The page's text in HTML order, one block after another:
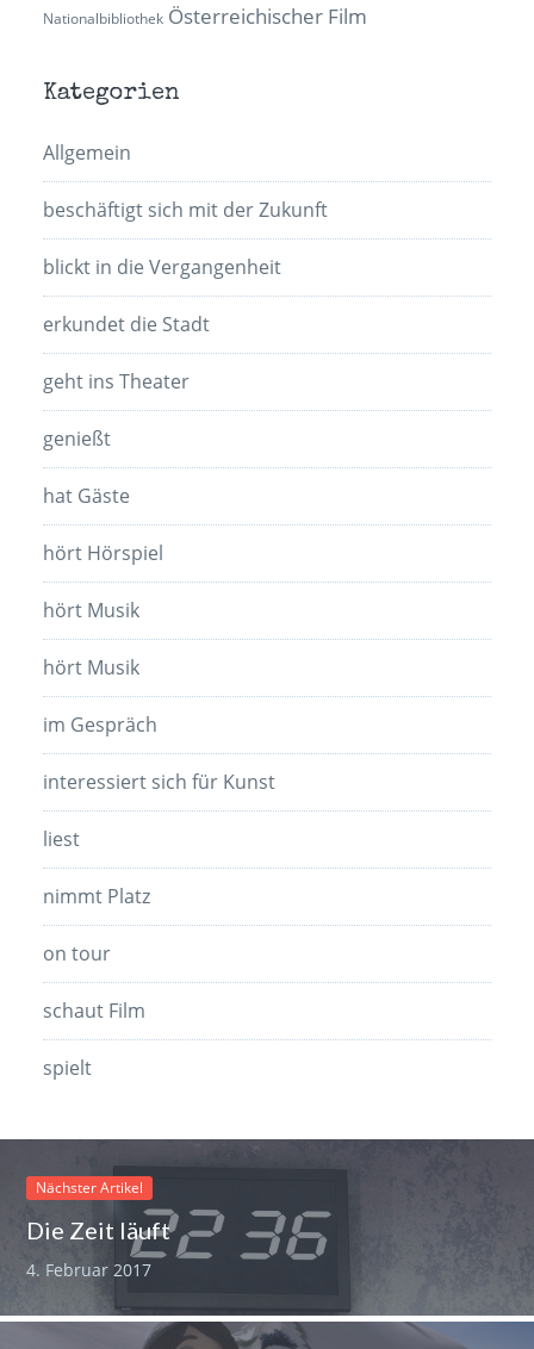
Nationalbibliothek Österreichischer Film
Kategorien
Allgemein
beschäftigt sich mit der Zukunft
blickt in die Vergangenheit
erkundet die Stadt
geht ins Theater
genießt
hat Gäste
hört Hörspiel
hört Musik
hört Musik
im Gespräch
interessiert sich für Kunst
liest
nimmt Platz
on tour
schaut Film
spielt
Nächster Artikel
Die Zeit läuft
4. Februar 2017